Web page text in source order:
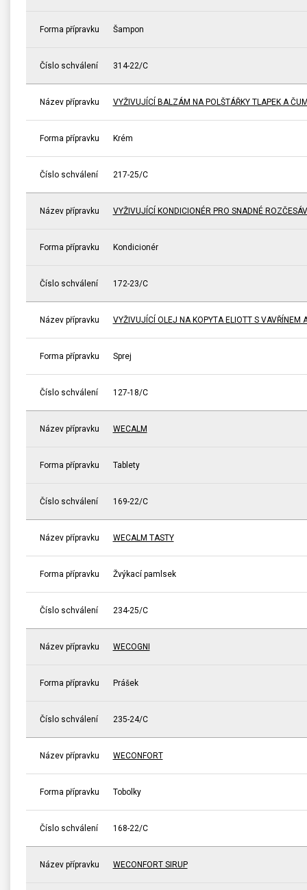
Forma přípravku Šampon
Číslo schválení 314-22/C
Název přípravku VYŽIVUJÍCÍ BALZÁM NA POLŠTÁŘKY TLAPEK A
Forma přípravku Krém
Číslo schválení 217-25/C
Název přípravku VYŽIVUJÍCÍ KONDICIONÉR PRO SNADNÉ
Forma přípravku Kondicionér
Číslo schválení 172-23/C
Název přípravku VYŽIVUJÍCÍ OLEJ NA KOPYTA ELIOTT S VAVŘÍNEM
Forma přípravku Sprej
Číslo schválení 127-18/C
Název přípravku WECALM
Forma přípravku Tablety
Číslo schválení 169-22/C
Název přípravku WECALM TASTY
Forma přípravku Žvýkací pamlsek
Číslo schválení 234-25/C
Název přípravku WECOGNI
Forma přípravku Prášek
Číslo schválení 235-24/C
Název přípravku WECONFORT
Forma přípravku Tobolky
Číslo schválení 168-22/C
Název přípravku WECONFORT SIRUP